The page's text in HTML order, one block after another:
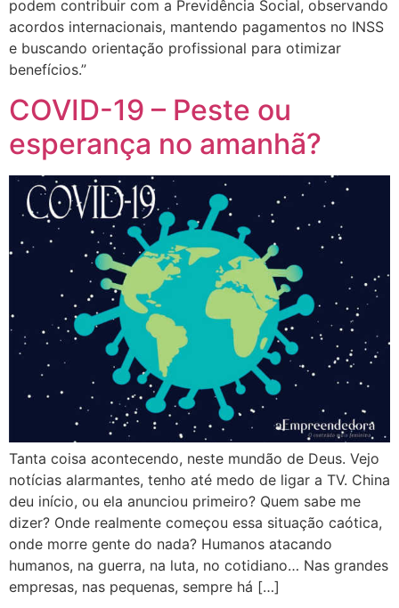
podem contribuir com a Previdência Social, observando
acordos internacionais, mantendo pagamentos no INSS
e buscando orientação profissional para otimizar
benefícios.”
COVID-19 – Peste ou
esperança no amanhã?
Tanta coisa acontecendo, neste mundão de Deus. Vejo
notícias alarmantes, tenho até medo de ligar a TV. China
deu início, ou ela anunciou primeiro? Quem sabe me
dizer? Onde realmente começou essa situação caótica,
onde morre gente do nada? Humanos atacando
humanos, na guerra, na luta, no cotidiano… Nas grandes
empresas, nas pequenas, sempre há […]